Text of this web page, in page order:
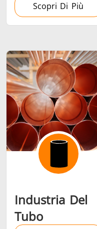
Riscaldamento,
Ventilazione e
AC
Scopri Di Più
Industria Del
Tubo